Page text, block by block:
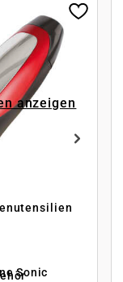
anzeigen
Sonic